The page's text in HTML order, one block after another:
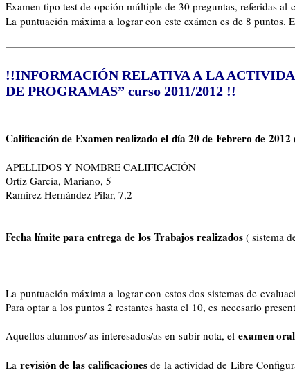
Examen tipo test de opción múltiple de 30 preguntas, referidas
La puntuación máxima a lograr con este exámen es de 8 puntos.
!!INFORMACIÓN RELATIVA A LA
DE PROGRAMAS” curso 2011/2012 !!
Calificación de Examen realizado el día 20 de Febrero de 2012
APELLIDOS Y NOMBRE CALIFICACIÓN
Ortíz García, Mariano, 5
Ramirez Hernández Pilar, 7,2
Fecha límite para entrega de los Trabajos realizados ( sistema
La puntuación máxima a lograr con estos dos sistemas de
Para optar a los puntos 2 restantes hasta el 10, es necesario
Aquellos alumnos/ as interesados/as en subir nota, el examen oral
La revisión de las calificaciones de la actividad de Libre